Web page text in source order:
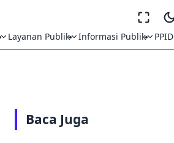
Layanan Publik Informasi Publik PPID
Baca Juga